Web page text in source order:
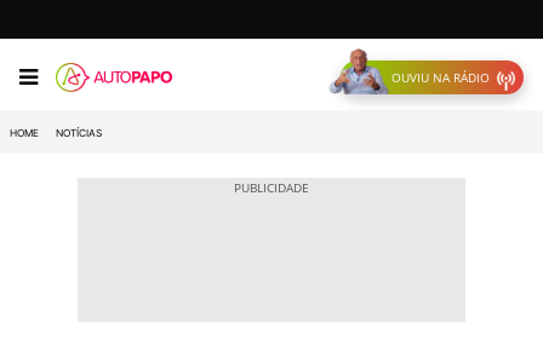
OUVIU NA RÁDIO
HOME NOTÍCIAS